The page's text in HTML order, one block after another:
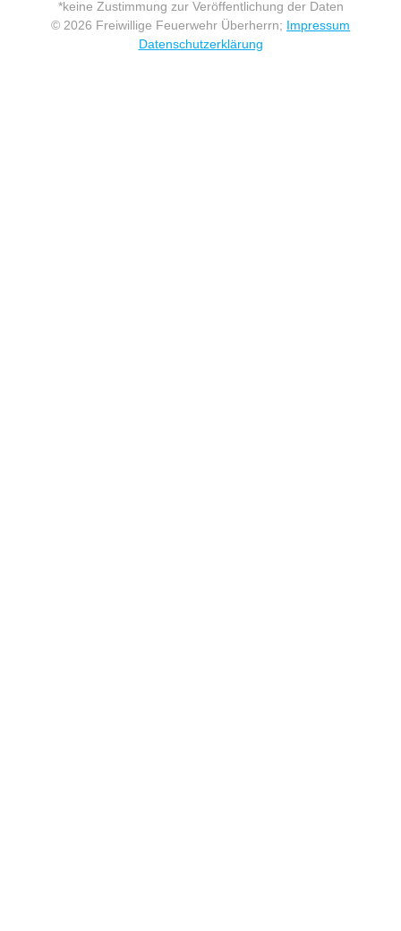
*keine Zustimmung zur Veröffentlichung der Daten
© 2026 Freiwillige Feuerwehr Überherrn; Impressum
Datenschutzerklärung